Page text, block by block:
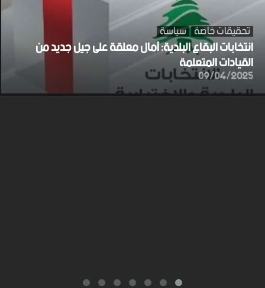
تحقيقات خاصة سياسة
انتخابات البقاع البلدية: آمال معلقة على جيل جديد من
القيادات المتعلمة
09/04/2025